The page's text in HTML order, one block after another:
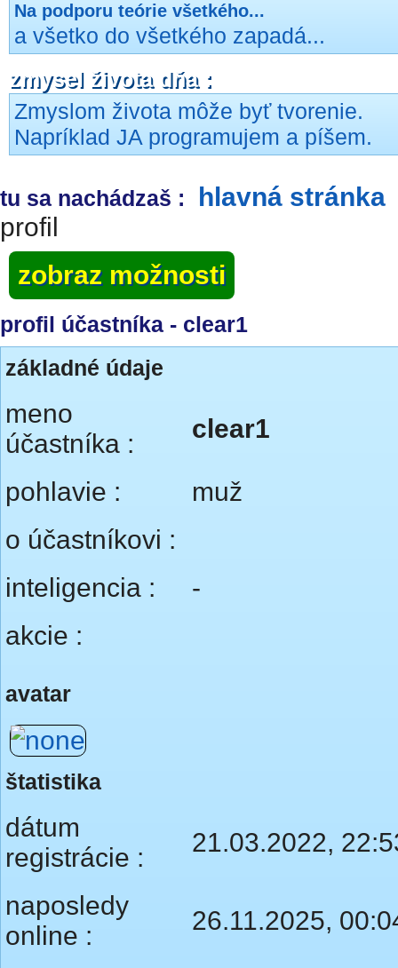
Na podporu teórie všetkého...
a všetko do všetkého zapadá...
zmysel života dňa :
Zmyslom života môže byť tvorenie.
Napríklad JA programujem a píšem.
tu sa nachádzaš : hlavná stránka
profil
zobraz možnosti
profil účastníka - clear1
základné údaje
meno
účastníka :
clear1
pohlavie :
muž
o účastníkovi :
inteligencia :
-
akcie :
avatar
štatistika
dátum
registrácie :
21.03.2022,
naposledy
online :
26.11.2025,